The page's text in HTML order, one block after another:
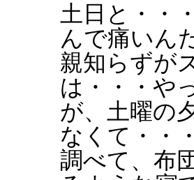
土日と・・
んで痛いん
親知らずが
は・・・や
が、土曜の
なくて・・
調べて、布